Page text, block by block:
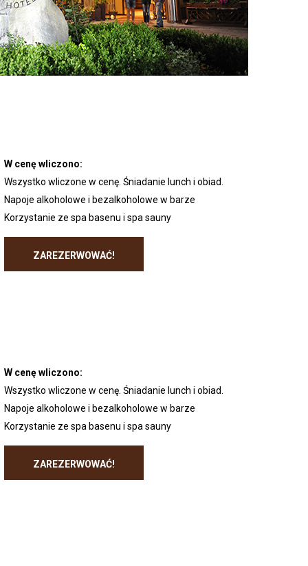
W cenę wliczono:
Wszystko wliczone w cenę. Śniadanie lunch i obiad.
Napoje alkoholowe i bezalkoholowe w barze
Korzystanie ze spa basenu i spa sauny
ZAREZERWOWAĆ!
W cenę wliczono:
Wszystko wliczone w cenę. Śniadanie lunch i obiad.
Napoje alkoholowe i bezalkoholowe w barze
Korzystanie ze spa basenu i spa sauny
ZAREZERWOWAĆ!